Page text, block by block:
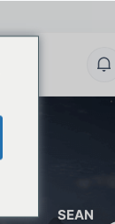
SEAN